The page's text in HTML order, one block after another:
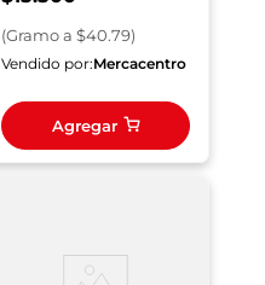
(Gramoa $40.79)
Vendido por:Mercacentro
Agregar